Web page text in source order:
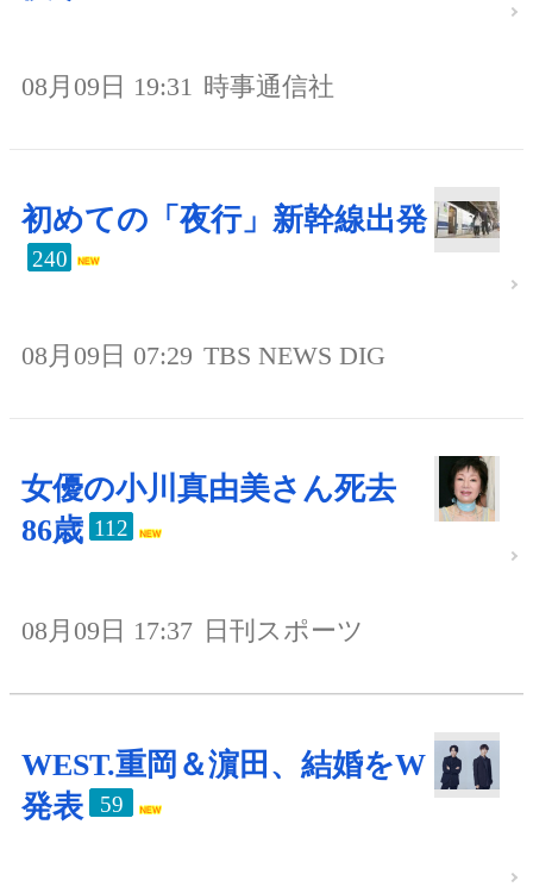
08月09日 19:31 時事通信社
初めての「夜行」新幹線出発
240
08月09日 07:29 TBS NEWS DIG
女優の小川真由美さん死去
86歳 112
08月09日 17:37 日刊スポーツ
WEST.重岡＆濵田、結婚をW
発表
59